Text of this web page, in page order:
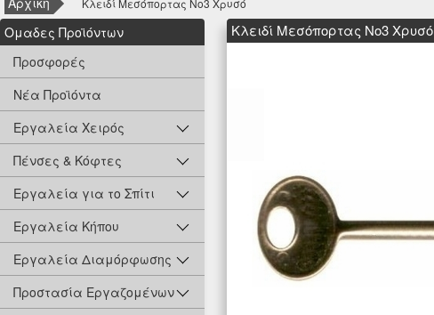
Κλειδί Μεσόπορτας Νο3 Χρυσό
Oμαδες Προϊόντων
Προσφορές
Νέα Προϊόντα
Εργαλεία Χειρός
Πένσες & Κόφτες
Εργαλεία για το Σπίτι
Εργαλεία Κήπου
Εργαλεία Διαμόρφωσης
Προστασία Εργαζομένων
Κλειδί Μεσόπορτας Νο3 Χρυσό